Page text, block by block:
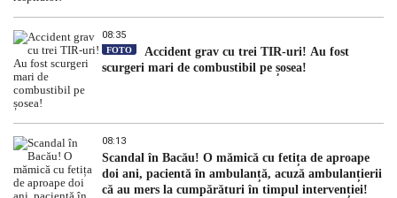
08:35
FOTO
Accident grav cu trei TIR-uri! Au fost
scurgeri mari de combustibil pe șosea!
08:13
Scandal în Bacău! O mămică cu fetița de aproape
doi ani, pacientă în ambulanță, acuză ambulanțierii
că au mers la cumpărături în timpul intervenției!